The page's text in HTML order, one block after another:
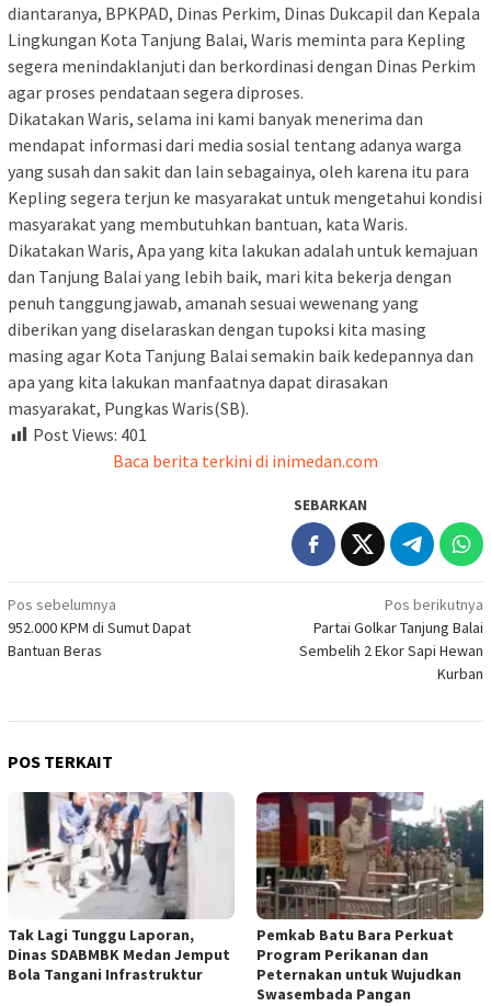
diantaranya, BPKPAD, Dinas Perkim, Dinas Dukcapil dan Kepala
Lingkungan Kota Tanjung Balai, Waris meminta para Kepling
segera menindaklanjuti dan berkordinasi dengan Dinas Perkim
agar proses pendataan segera diproses.
Dikatakan Waris, selama ini kami banyak menerima dan
mendapat informasi dari media sosial tentang adanya warga
yang susah dan sakit dan lain sebagainya, oleh karena itu para
Kepling segera terjun ke masyarakat untuk mengetahui kondisi
masyarakat yang membutuhkan bantuan, kata Waris.
Dikatakan Waris, Apa yang kita lakukan adalah untuk kemajuan
dan Tanjung Balai yang lebih baik, mari kita bekerja dengan
penuh tanggungjawab, amanah sesuai wewenang yang
diberikan yang diselaraskan dengan tupoksi kita masing
masing agar Kota Tanjung Balai semakin baik kedepannya dan
apa yang kita lakukan manfaatnya dapat dirasakan
masyarakat, Pungkas Waris(SB).
Post Views: 401
Baca berita terkini di inimedan.com
SEBARKAN
Navigasi
pos
Pos sebelumnya
952.000 KPM di Sumut Dapat
Bantuan Beras
Pos berikutnya
Partai Golkar Tanjung Balai
Sembelih 2 Ekor Sapi Hewan
Kurban
POS TERKAIT
Tak Lagi Tunggu Laporan,
Dinas SDABMBK Medan Jemput
Bola Tangani Infrastruktur
Pemkab Batu Bara Perkuat
Program Perikanan dan
Peternakan untuk Wujudkan
Swasembada Pangan